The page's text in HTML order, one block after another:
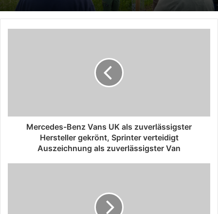
Mercedes-Benz Vans UK als zuverlässigster
Hersteller gekrönt, Sprinter verteidigt
Auszeichnung als zuverlässigster Van